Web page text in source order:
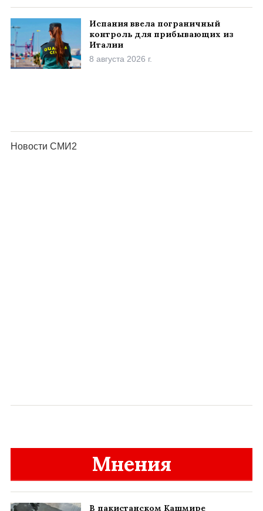
Испания ввела пограничный
контроль для прибывающих из
Италии
8 августа 2026 г.
Мнения
В пакистанском Кашмире